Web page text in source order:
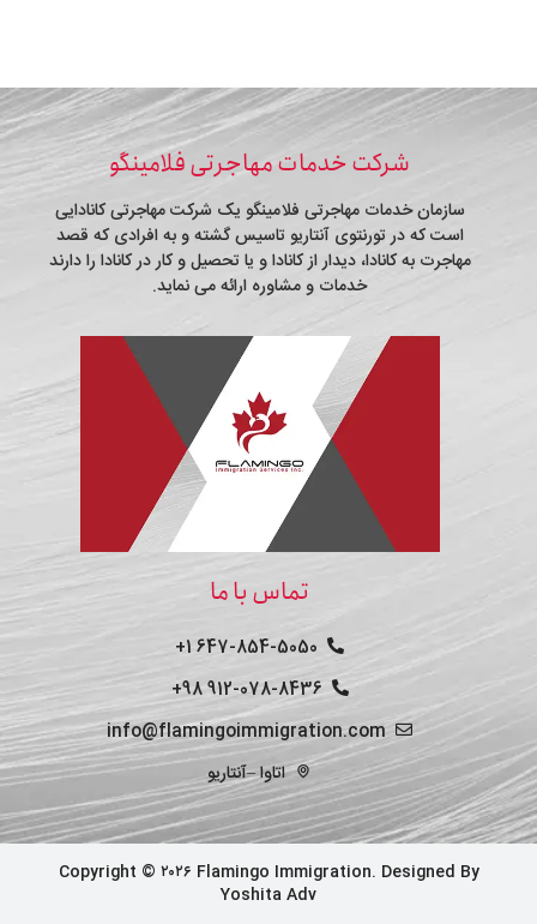
شرکت خدمات مهاجرتی فلامینگو
سازمان خدمات مهاجرتی فلامینگو یک شرکت مهاجرتی کانادایی
است که در تورنتوی آنتاریو تاسیس گشته و به افرادی که قصد
مهاجرت به کانادا، دیدار از کانادا و یا تحصیل و کار در کانادا را دارند
خدمات و مشاوره ارائه می نماید.
تماس با ما
647-854-5050 1+
912-078-8436 98+
info@flamingoimmigration.com
اتاوا –آنتاریو
Copyright © ۲۰۲۶ Flamingo Immigration. Designed By
Yoshita Adv